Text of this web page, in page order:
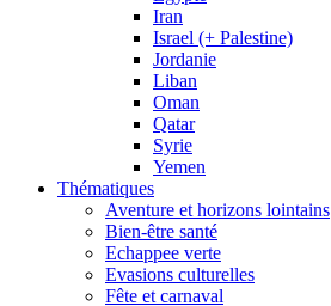
Iran
Israel (+ Palestine)
Jordanie
Liban
Oman
Qatar
Syrie
Yemen
Thématiques
Aventure et horizons lointains
Bien-être santé
Echappee verte
Evasions culturelles
Fête et carnaval